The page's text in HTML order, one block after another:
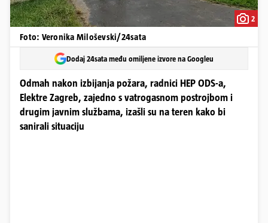
2
Foto: Veronika Miloševski/24sata
Dodaj 24sata među omiljene izvore na Googleu
Odmah nakon izbijanja požara, radnici HEP ODS-a,
Elektre Zagreb, zajedno s vatrogasnom postrojbom i
drugim javnim službama, izašli su na teren kako bi
sanirali situaciju